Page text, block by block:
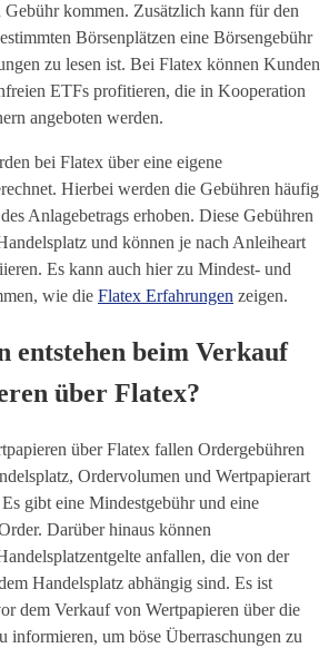
kommen. Zusätzlich kann für den
Börsenplätzen eine Börsengebühr
zu lesen ist. Bei Flatex können Kunden
ETFs profitieren, die in Kooperation
angeboten werden.
bei Flatex über eine eigene
Hierbei werden die Gebühren häufig
Anlagebetrags erhoben. Diese Gebühren
und können je nach Anleiheart
Es kann auch hier zu Mindest- und
wie die Flatex Erfahrungen zeigen.
entstehen beim Verkauf
über Flatex?
über Flatex fallen Ordergebühren
Ordervolumen und Wertpapierart
gibt eine Mindestgebühr und eine
Darüber hinaus können
anfallen, die von der
Handelsplatz abhängig sind. Es ist
dem Verkauf von Wertpapieren über die
informieren, um böse Überraschungen zu